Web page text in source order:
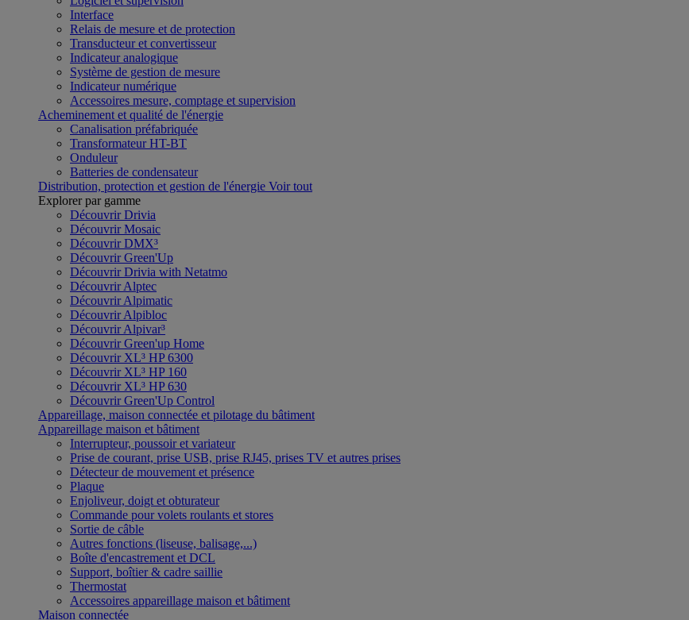
Interface
Relais de mesure et de protection
Transducteur et convertisseur
Indicateur analogique
Système de gestion de mesure
Indicateur numérique
Accessoires mesure, comptage et supervision
Acheminement et qualité de l'énergie
Canalisation préfabriquée
Transformateur HT-BT
Onduleur
Batteries de condensateur
Distribution, protection et gestion de l'énergie Voir tout
Explorer par gamme
Découvrir Drivia
Découvrir Mosaic
Découvrir DMX³
Découvrir Green'Up
Découvrir Drivia with Netatmo
Découvrir Alptec
Découvrir Alpimatic
Découvrir Alpibloc
Découvrir Alpivar³
Découvrir Green'up Home
Découvrir XL³ HP 6300
Découvrir XL³ HP 160
Découvrir XL³ HP 630
Découvrir Green'Up Control
Appareillage, maison connectée et pilotage du bâtiment
Appareillage maison et bâtiment
Interrupteur, poussoir et variateur
Prise de courant, prise USB, prise RJ45, prises TV et autres prises
Détecteur de mouvement et présence
Plaque
Enjoliveur, doigt et obturateur
Commande pour volets roulants et stores
Sortie de câble
Autres fonctions (liseuse, balisage,...)
Boîte d'encastrement et DCL
Support, boîtier & cadre saillie
Thermostat
Accessoires appareillage maison et bâtiment
Maison connectée